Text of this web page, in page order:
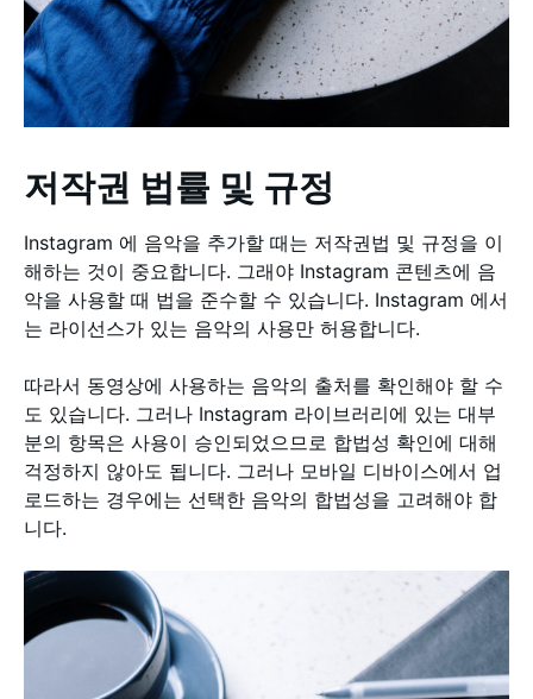
저작권 법률 및 규정
Instagram 에 음악을 추가할 때는 저작권법 및 규정을 이
해하는 것이 중요합니다. 그래야 Instagram 콘텐츠에 음
악을 사용할 때 법을 준수할 수 있습니다. Instagram 에서
는 라이선스가 있는 음악의 사용만 허용합니다.
따라서 동영상에 사용하는 음악의 출처를 확인해야 할 수
도 있습니다. 그러나 Instagram 라이브러리에 있는 대부
분의 항목은 사용이 승인되었으므로 합법성 확인에 대해
걱정하지 않아도 됩니다. 그러나 모바일 디바이스에서 업
로드하는 경우에는 선택한 음악의 합법성을 고려해야 합
니다.